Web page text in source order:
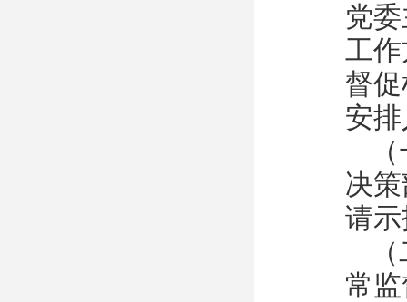
党
工
督
安
决
请
常